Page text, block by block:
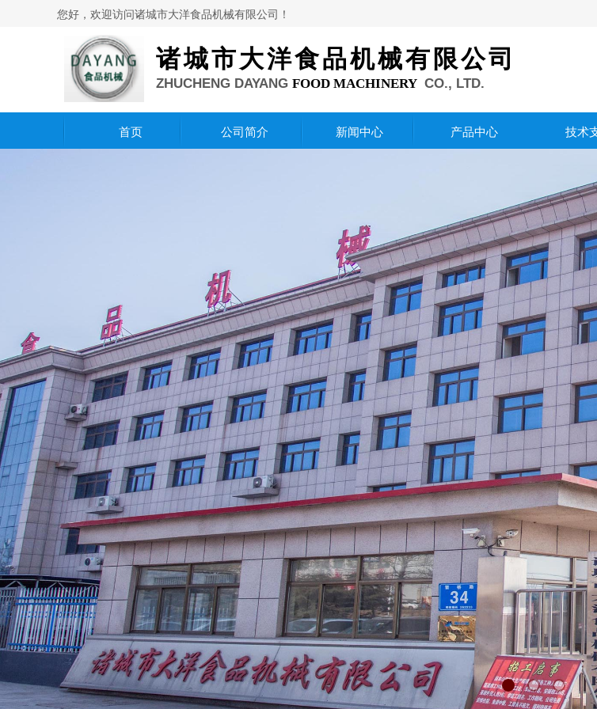
您好，欢迎访问诸城市大洋食品机械有限公司！
诸城市大洋食品机械有限公司
ZHUCHENG DAYANG FOOD MACHINERY CO., LTD.
首页 公司简介 新闻中心 产品中心 技术